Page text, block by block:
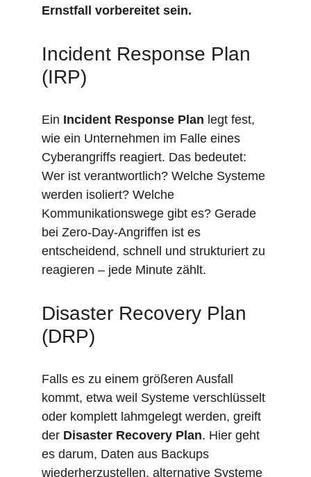
Ernstfall vorbereitet sein.
Incident Response Plan
(IRP)
Ein Incident Response Plan legt fest,
wie ein Unternehmen im Falle eines
Cyberangriffs reagiert. Das bedeutet:
Wer ist verantwortlich? Welche Systeme
werden isoliert? Welche
Kommunikationswege gibt es? Gerade
bei Zero-Day-Angriffen ist es
entscheidend, schnell und strukturiert zu
reagieren – jede Minute zählt.
Disaster Recovery Plan
(DRP)
Falls es zu einem größeren Ausfall
kommt, etwa weil Systeme verschlüsselt
oder komplett lahmgelegt werden, greift
der Disaster Recovery Plan. Hier geht
es darum, Daten aus Backups
wiederherzustellen, alternative Systeme